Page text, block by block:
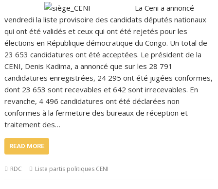
La Ceni a annoncé
vendredi la liste provisoire des candidats députés nationaux
qui ont été validés et ceux qui ont été rejetés pour les
élections en République démocratique du Congo. Un total de
23 653 candidatures ont été acceptées. Le président de la
CENI, Denis Kadima, a annoncé que sur les 28 791
candidatures enregistrées, 24 295 ont été jugées conformes,
dont 23 653 sont recevables et 642 sont irrecevables. En
revanche, 4 496 candidatures ont été déclarées non
conformes à la fermeture des bureaux de réception et
traitement des…
READ MORE
RDC Liste partis politiques CENI